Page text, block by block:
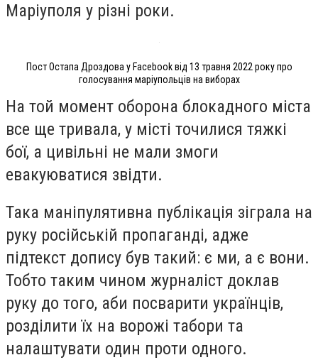
Маріуполя у різні роки.
Пост Остапа Дроздова у Facebook від 13 травня 2022 року про
голосування маріупольців на виборах
На той момент оборона блокадного міста
все ще тривала, у місті точилися тяжкі
бої, а цивільні не мали змоги
евакуюватися звідти.
Така маніпулятивна публікація зіграла на
руку російській пропаганді, адже
підтекст допису був такий: є ми, а є вони.
Тобто таким чином журналіст доклав
руку до того, аби посварити українців,
розділити їх на ворожі табори та
налаштувати один проти одного.